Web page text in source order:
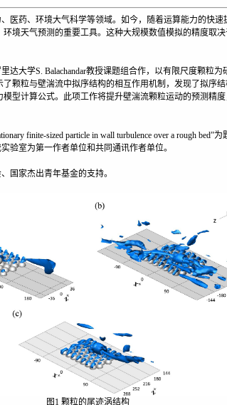
药、环境大气科学等领域。如今，随着运算能力的快速
境天气预测的重要工具。这种大规模数值模拟的精度取
大学S. Balachandar教授课题组合作，以有限尺度颗粒为
颗粒与壁湍流中拟序结构的相互作用机制，发现了拟序
型计算公式。此项工作将提升壁湍流颗粒运动的预测精
finite-sized particle in wall turbulence over a rough bed”
验室为第一作者单位和共同通讯作者单位。
家杰出青年基金的支持。
图1 颗粒的尾迹涡结构